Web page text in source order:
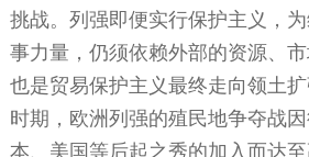
挑战。列强即便实行保护主义，
事力量，仍须依赖外部的资源、
也是贸易保护主义最终走向领土
时期，欧洲列强的殖民地争夺战
本、美国等后起之秀的加入而达